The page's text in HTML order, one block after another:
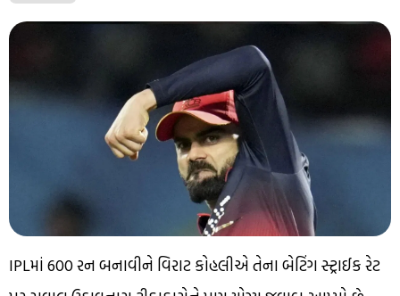
IPLમાં 600 રન બનાવીને વિરાટ કોહલીએ તેના બેટિંગ સ્ટ્રાઈક રેટ